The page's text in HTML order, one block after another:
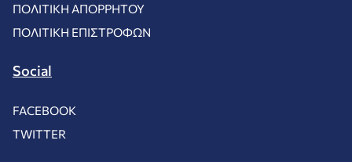
ΠΟΛΙΤΙΚΉ ΑΠΟΡΡΉΤΟΥ
ΠΟΛΙΤΙΚΉ ΕΠΙΣΤΡΟΦΏΝ
Social
FACEBOOK
TWITTER